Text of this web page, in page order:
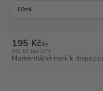
195 Kč/ks
161 Kč bez DPH
Momentálně není k dispozici